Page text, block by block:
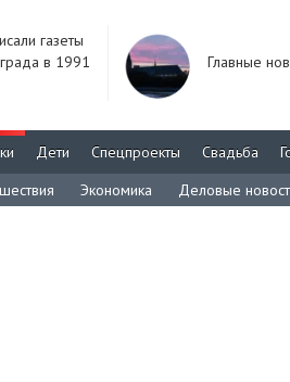
газеты
в 1991
Главные
Дети Спецпроекты Свадьба
Экономика Деловые